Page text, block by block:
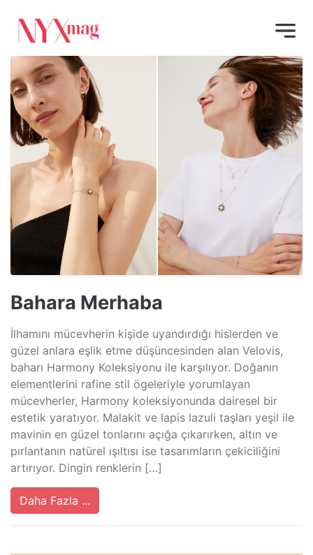
Bahara Merhaba
İlhamını mücevherin kişide uyandırdığı hislerden ve
güzel anlara eşlik etme düşüncesinden alan Velovis,
baharı Harmony Koleksiyonu ile karşılıyor. Doğanın
elementlerini rafine stil ögeleriyle yorumlayan
mücevherler, Harmony koleksiyonunda dairesel bir
estetik yaratıyor. Malakit ve lapis lazuli taşları yeşil ile
mavinin en güzel tonlarını açığa çıkarırken, altın ve
pırlantanın natürel ışıltısı ise tasarımların çekiciliğini
artırıyor. Dingin renklerin […]
Daha Fazla ...